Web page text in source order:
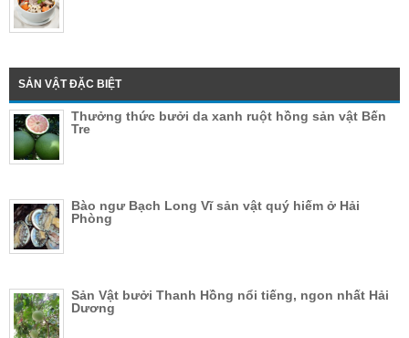
SẢN VẬT ĐẶC BIỆT
Thưởng thức bưởi da xanh ruột hồng sản vật Bến
Tre
Bào ngư Bạch Long Vĩ sản vật quý hiếm ở Hải
Phòng
Sản Vật bưởi Thanh Hồng nổi tiếng, ngon nhất Hải
Dương